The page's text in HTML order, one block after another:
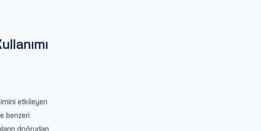
etkileyen
benzeri
doğrudan